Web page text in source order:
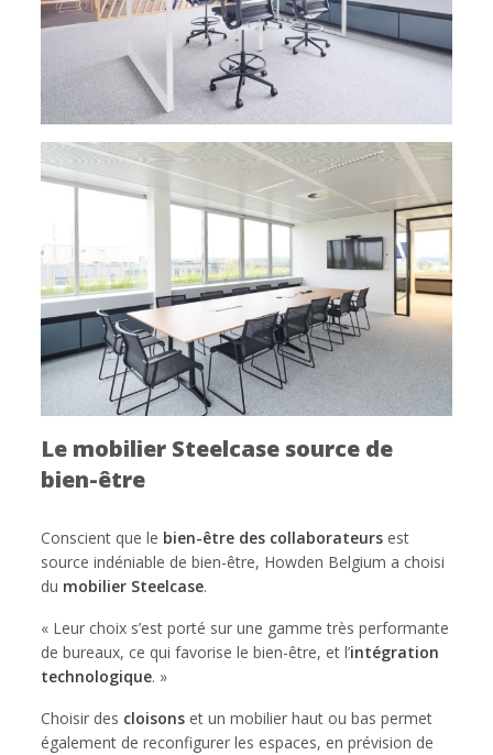
Le mobilier Steelcase source de
bien-être
Conscient que le bien-être des collaborateurs est
source indéniable de bien-être, Howden Belgium a choisi
du mobilier Steelcase.
« Leur choix s’est porté sur une gamme très performante
de bureaux, ce qui favorise le bien-être, et l’intégration
technologique. »
Choisir des cloisons et un mobilier haut ou bas permet
également de reconfigurer les espaces, en prévision de